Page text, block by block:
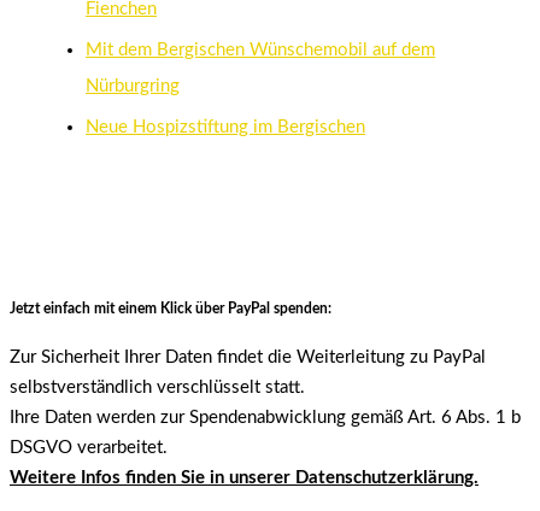
Fienchen
Mit dem Bergischen Wünschemobil auf dem
Nürburgring
Neue Hospizstiftung im Bergischen
Jetzt einfach mit einem Klick über PayPal spenden:
Zur Sicherheit Ihrer Daten findet die Weiterleitung zu PayPal
selbstverständlich verschlüsselt statt.
Ihre Daten werden zur Spendenabwicklung gemäß Art. 6 Abs. 1 b
DSGVO verarbeitet.
Weitere Infos finden Sie in unserer Datenschutzerklärung.